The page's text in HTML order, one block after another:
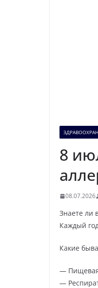
8
08.07.2026
Знаете ли
Каждый
Какие
—
—